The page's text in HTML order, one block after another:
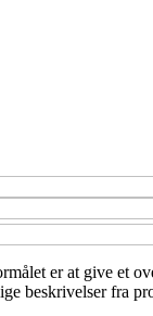
er at give et
beskrivelser fra